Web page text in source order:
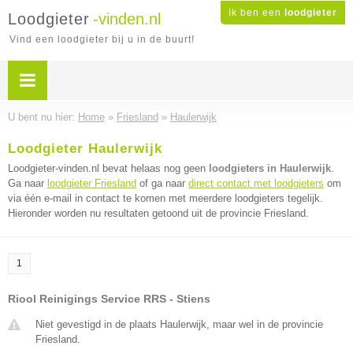
Ik ben een loodgieter
Loodgieter -vinden.nl
Vind een loodgieter bij u in de buurt!
U bent nu hier: Home » Friesland » Haulerwijk
Loodgieter Haulerwijk
Loodgieter-vinden.nl bevat helaas nog geen loodgieters in Haulerwijk.
Ga naar loodgieter Friesland of ga naar direct contact met loodgieters om
via één e-mail in contact te komen met meerdere loodgieters tegelijk.
Hieronder worden nu resultaten getoond uit de provincie Friesland.
1
Riool Reinigings Service RRS - Stiens
Niet gevestigd in de plaats Haulerwijk, maar wel in de provincie
Friesland.